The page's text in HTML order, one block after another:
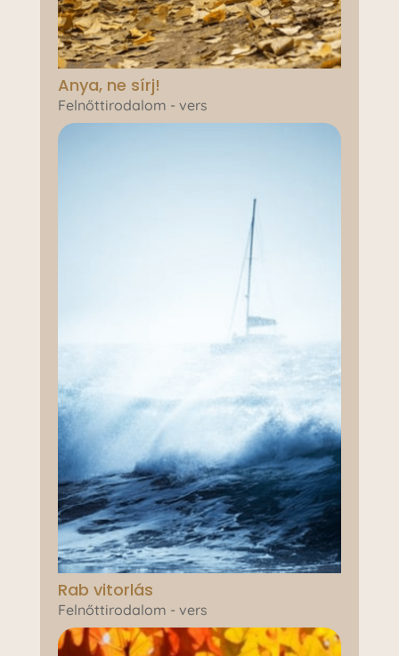
Anya, ne sírj!
Felnőttirodalom - vers
Rab vitorlás
Felnőttirodalom - vers